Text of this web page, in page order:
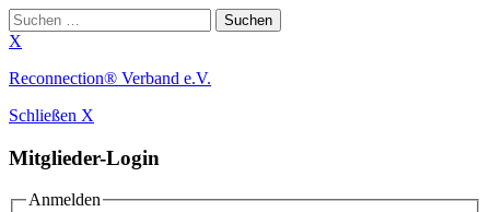
Suchen
nach:
X
Zum
springen
Reconnection® Verband e.V.
Schließen X
Mitglieder-Login
Anmelden